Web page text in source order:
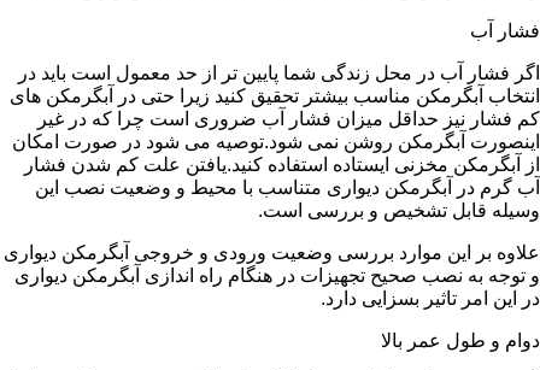
فشار آب
اگر فشار آب در محل زندگی شما پایین تر از حد معمول است باید در
انتخاب آبگرمکن مناسب بیشتر تحقیق کنید زیرا حتی در آبگرمکن های
کم فشار نیز حداقل میزان فشار آب ضروری است چرا که در غیر
اینصورت آبگرمکن روشن نمی شود.توصیه می شود در صورت امکان
از آبگرمکن مخزنی ایستاده استفاده کنید.یافتن علت کم شدن فشار
آب گرم در آبگرمکن دیواری متناسب با محیط و وضعیت نصب این
وسیله قابل تشخیص و بررسی است.
علاوه بر این موارد بررسی وضعیت ورودی و خروجی آبگرمکن دیواری
و توجه به نصب صحیح تجهیزات در هنگام راه اندازی آبگرمکن دیواری
در این امر تاثیر بسزایی دارد.
دوام و طول عمر بالا